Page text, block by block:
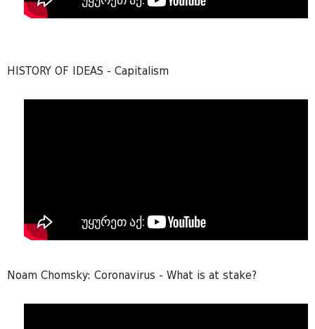
HISTORY OF IDEAS - Capitalism
Noam Chomsky: Coronavirus - What is at stake?